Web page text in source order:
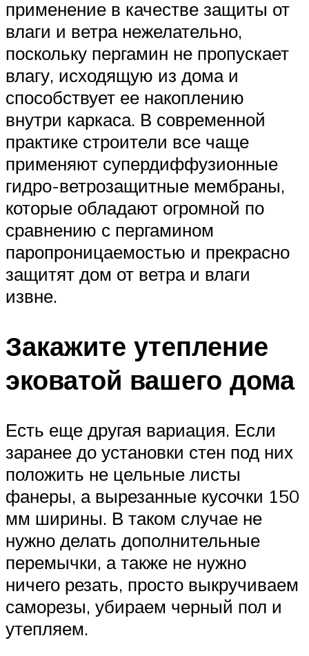
применение в качестве защиты от
влаги и ветра нежелательно,
поскольку пергамин не пропускает
влагу, исходящую из дома и
способствует ее накоплению
внутри каркаса. В современной
практике строители все чаще
применяют супердиффузионные
гидро-ветрозащитные мембраны,
которые обладают огромной по
сравнению с пергамином
паропроницаемостью и прекрасно
защитят дом от ветра и влаги
извне.
Закажите утепление
эковатой вашего дома
Есть еще другая вариация. Если
заранее до установки стен под них
положить не цельные листы
фанеры, а вырезанные кусочки 150
мм ширины. В таком случае не
нужно делать дополнительные
перемычки, а также не нужно
ничего резать, просто выкручиваем
саморезы, убираем черный пол и
утепляем.